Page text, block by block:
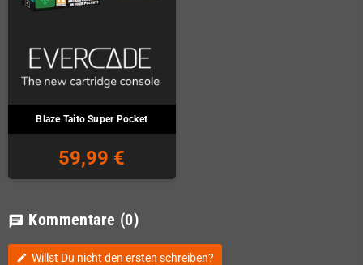
Blaze Taito Super Pocket
59,99 €
chat Kommentare (0)
edit Willst Du nicht den ersten schreiben?